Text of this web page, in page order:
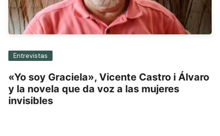
Entrevistas
«Yo soy Graciela», Vicente Castro i Álvaro
y la novela que da voz a las mujeres
invisibles